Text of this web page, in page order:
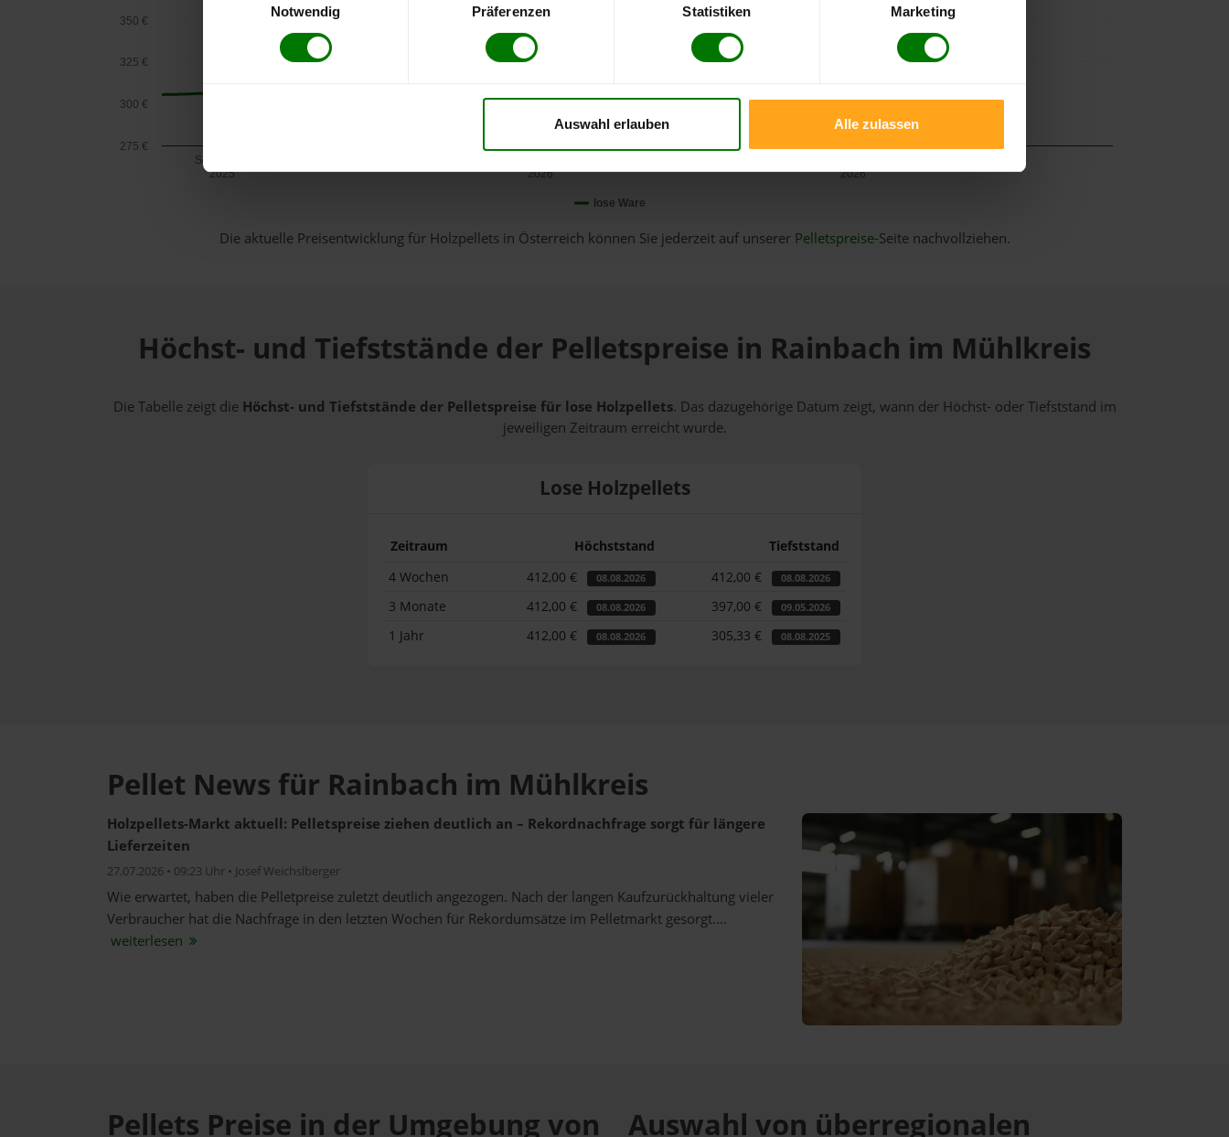
Notwendig
Präferenzen Statistiken Marketing
Auswahl erlauben Alle zulassen
lose Ware
September
2025
2026
2026
275 €
300 €
325 €
350 €
Die aktuelle Preisentwicklung für Holzpellets in Österreich können Sie jederzeit auf unserer Pelletspreise-Seite nachvollziehen.
Höchst- und Tiefststände der Pelletspreise in Rainbach im Mühlkreis
Die Tabelle zeigt die Höchst- und Tiefststände der Pelletspreise für lose Holzpellets. Das dazugehörige Datum zeigt, wann der Höchst- oder Tiefststand im
jeweiligen Zeitraum erreicht wurde.
Lose Holzpellets
Zeitraum Höchststand
Tiefststand
4 Wochen
412,00 € 08.08.2026 412,00 € 08.08.2026
3 Monate 412,00 € 08.08.2026 397,00 € 09.05.2026
1 Jahr 412,00 € 08.08.2026 305,33 € 08.08.2025
Pellet News für Rainbach im Mühlkreis
Holzpellets-Markt aktuell: Pelletspreise ziehen deutlich an – Rekordnachfrage sorgt für längere
Lieferzeiten
27.07.2026 • 09:23 Uhr • Josef Weichslberger
Wie erwartet, haben die Pelletpreise zuletzt deutlich angezogen. Nach der langen Kaufzurückhaltung vieler
Verbraucher hat die Nachfrage in den letzten Wochen für Rekordumsätze im Pelletmarkt gesorgt....
weiterlesen
Pellets Preise in der Umgebung von Auswahl von überregionalen